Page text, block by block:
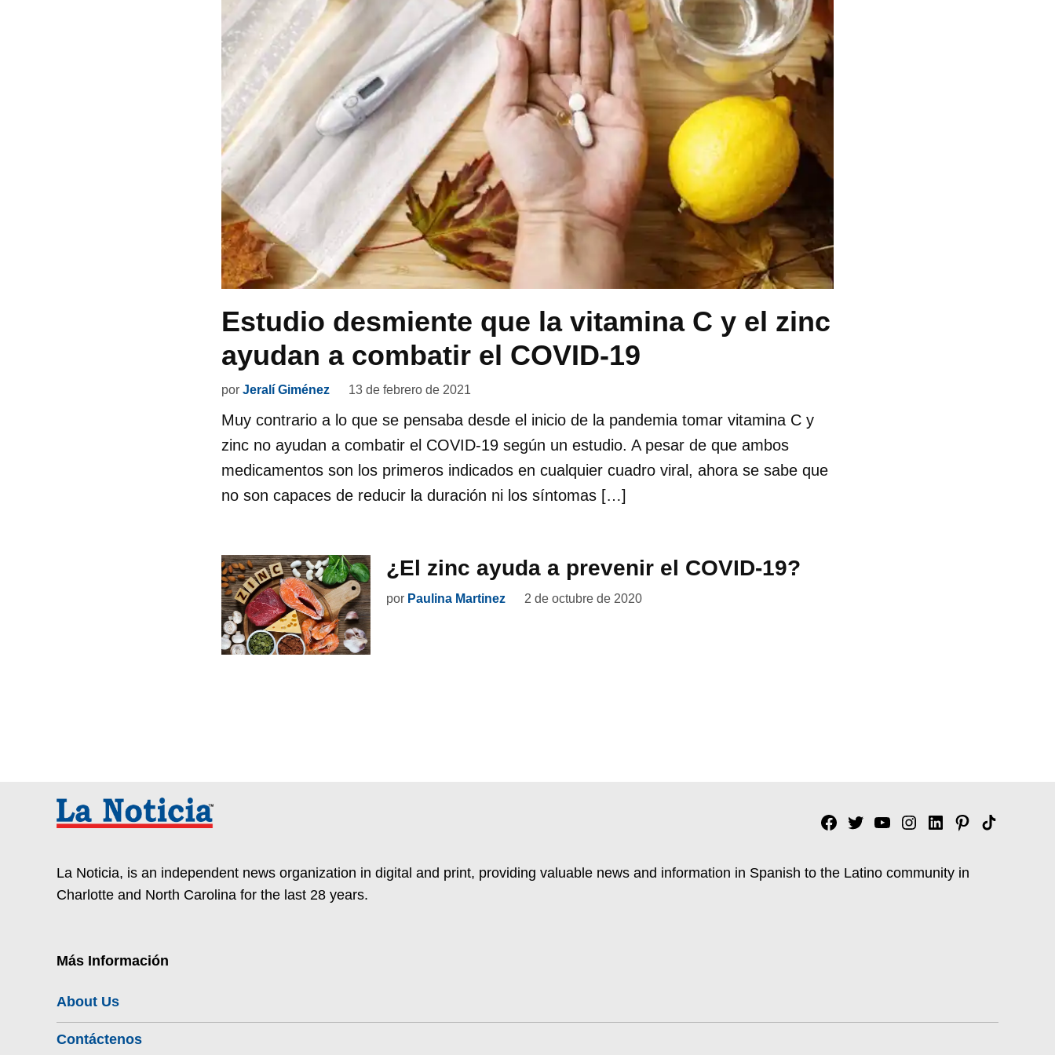
Estudio desmiente que la vitamina C y el zinc
ayudan a combatir el COVID-19
por Jeralí Giménez 13 de febrero de 2021
Muy contrario a lo que se pensaba desde el inicio de la pandemia tomar vitamina C y
zinc no ayudan a combatir el COVID-19 según un estudio. A pesar de que ambos
medicamentos son los primeros indicados en cualquier cuadro viral, ahora se sabe que
no son capaces de reducir la duración ni los síntomas […]
¿El zinc ayuda a prevenir el COVID-19?
por Paulina Martinez 2 de octubre de 2020
Facebook
TwitterYouTubeInstagram
Linkedin
Pinterest
Tik
La Noticia, is an independent news organization in digital and print, providing valuable news and information in Spanish to the Latino community in
Charlotte and North Carolina for the last 28 years.
Más Información
About Us
Contáctenos